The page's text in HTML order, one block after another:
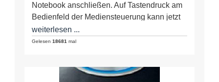
Notebook anschließen. Auf Tastendruck am
Bedienfeld der Mediensteuerung kann jetzt
jedes einzelne Notebookdisplay auf den…
weiterlesen ...
Gelesen 18681 mal